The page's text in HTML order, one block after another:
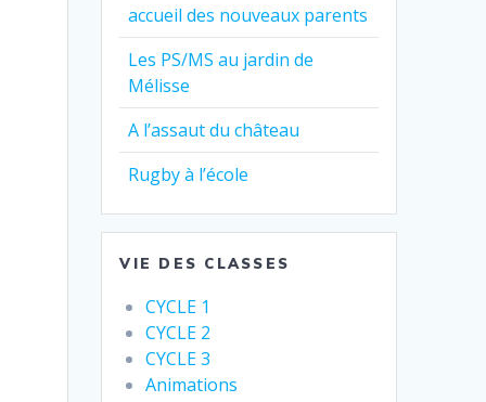
accueil des nouveaux parents
Les PS/MS au jardin de
Mélisse
A l’assaut du château
Rugby à l’école
VIE DES CLASSES
CYCLE 1
CYCLE 2
CYCLE 3
Animations